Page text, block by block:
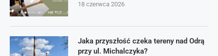
18 czerwca 2026
Jaka przyszłość czeka tereny nad Odrą
przy ul. Michalczyka?